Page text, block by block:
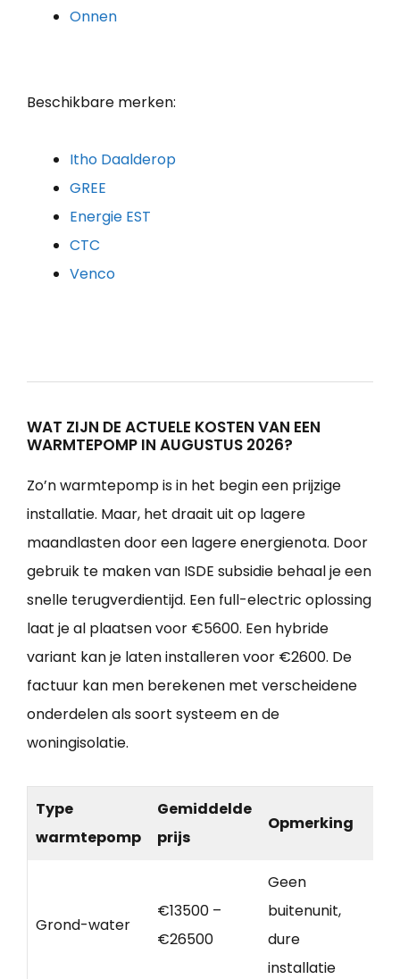
Onnen
Beschikbare merken:
Itho Daalderop
GREE
Energie EST
CTC
Venco
WAT ZIJN DE ACTUELE KOSTEN VAN EEN
WARMTEPOMP IN AUGUSTUS 2026?
Zo’n warmtepomp is in het begin een prijzige
installatie. Maar, het draait uit op lagere
maandlasten door een lagere energienota. Door
gebruik te maken van ISDE subsidie behaal je een
snelle terugverdientijd. Een full-electric oplossing
laat je al plaatsen voor €5600. Een hybride
variant kan je laten installeren voor €2600. De
factuur kan men berekenen met verscheidene
onderdelen als soort systeem en de
woningisolatie.
Type
warmtepomp
Gemiddelde
prijs
Opmerking
Grond-water
€13500 –
€26500
Geen
buitenunit,
dure
installatie